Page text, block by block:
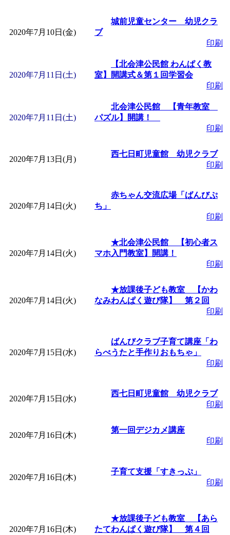
2020年7月10日(金)
城前児童センター 幼児クラ
ブ
印刷
2020年7月11日(土)
【北会津公民館 わんぱく教
室】開講式＆第１回学習会
印刷
2020年7月11日(土)
北会津公民館 【青年教室
パズル】開講！
印刷
2020年7月13日(月)
西七日町児童館 幼児クラブ
印刷
2020年7月14日(火)
赤ちゃん交流広場「ばんびぷ
ち」
印刷
2020年7月14日(火)
★北会津公民館 【初心者ス
マホ入門教室】開講！
印刷
2020年7月14日(火)
★放課後子ども教室 【かわ
なみわんぱく遊び隊】 第２回
印刷
2020年7月15日(水)
ばんびクラブ子育て講座「わ
らべうたと手作りおもちゃ」
印刷
2020年7月15日(水)
西七日町児童館 幼児クラブ
印刷
2020年7月16日(木)
第一回デジカメ講座
印刷
2020年7月16日(木)
子育て支援「すきっぷ」
印刷
2020年7月16日(木)
★放課後子ども教室 【あら
たてわんぱく遊び隊】 第４回